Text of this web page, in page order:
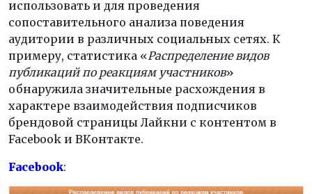
использовать и для проведения
сопоставительного анализа поведения
аудитории в различных социальных сетях. К
примеру, статистика «Распределение видов
публикаций по реакциям участников»
обнаружила значительные расхождения в
характере взаимодействия подписчиков
брендовой страницы Лайкни с контентом в
Facebook и ВКонтакте.
Facebook: